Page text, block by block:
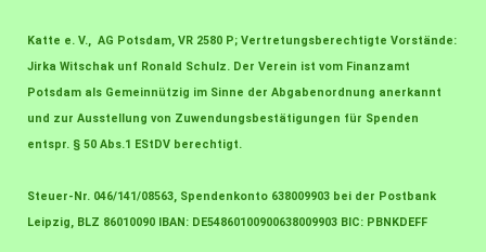
Katte e. V., AG Potsdam, VR 2580 P; Vertretungsberechtigte Vorstände:
Jirka Witschak unf Ronald Schulz. Der Verein ist vom Finanzamt
Potsdam als Gemeinnützig im Sinne der Abgabenordnung anerkannt
und zur Ausstellung von Zuwendungsbestätigungen für Spenden
entspr. § 50 Abs.1 EStDV berechtigt.
Steuer-Nr. 046/141/08563, Spendenkonto 638009903 bei der Postbank
Leipzig, BLZ 86010090 IBAN: DE54860100900638009903 BIC: PBNKDEFF